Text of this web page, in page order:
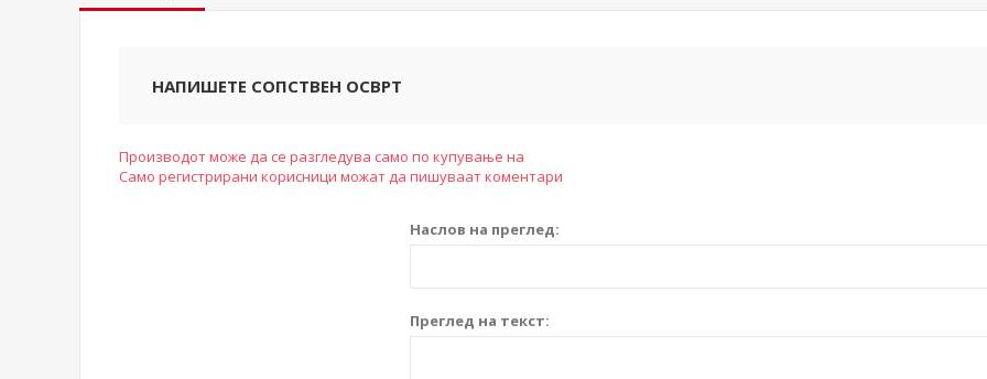
НАПИШЕТЕ СОПСТВЕН ОСВРТ
Производот може да се разгледува само по купување на
Само регистрирани корисници можат да пишуваат коментари
Наслов на преглед:
Преглед на текст: